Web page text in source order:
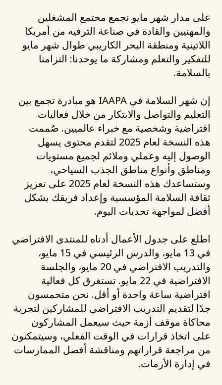
على مدار شهر مايو نجمع مجتمع المشغلين
والمهنيين والقادة في صناعة الترفيه من أمريكا
اللاتينية ومنطقة البحر الكاريبي طوال شهر مايو
للتفكير والتعلم ومشاركة ما يوحدنا: التزامنا
بالسلامة.
إن شهر السلامة في IAAPA هو مبادرة تجمع بين
التعليم والتواصل والابتكار من خلال فعاليات
افتراضية وشخصية مع خبراء عالميين. صُممت
هذه النسخة لعام 2025 لتقدم محتوى يسهل
الوصول إليه وعملي وملائم لجميع مستويات
ومناطق وأنواع مناطق الجذب السياحي،
وستساعدك هذه النسخة لعام 2025 على تعزيز
ثقافة السلامة المؤسسية وإعداد فريقك بشكل
أفضل لمواجهة تحديات اليوم.
اطلع على جدول الأعمال أدناه للمنتدى الافتراضي
في 13 مايو، والدرس الرئيسي في 15 مايو،
والتدريب الافتراضي في 20 مايو، والجلسة
الافتراضية في 22 مايو. تستغرق كل فعالية
افتراضية ساعة واحدة أو أقل. نحن متحمسون
جدًا لتقديم التدريب الافتراضي للمشاركين لتجربة
محاكاة موقف أزمة حيث سيعمل المشاركون
على اتخاذ قرارات في الوقت الفعلي، وسيتمكنون
من مراجعة قراراتهم ومناقشة أفضل الممارسات
في إدارة الأزمات.